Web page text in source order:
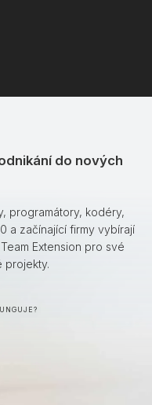
do nových
programátory, kodéry,
a začínající firmy vybírají
Extension pro své
projekty.